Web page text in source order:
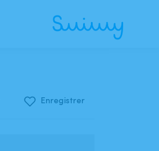
Enregistrer